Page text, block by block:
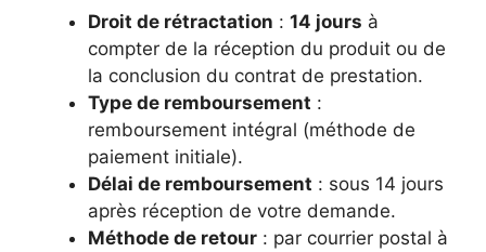
Droit de rétractation : 14 jours à
compter de la réception du produit ou de
la conclusion du contrat de prestation.
Type de remboursement :
remboursement intégral (méthode de
paiement initiale).
Délai de remboursement : sous 14 jours
après réception de votre demande.
Méthode de retour : par courrier postal à